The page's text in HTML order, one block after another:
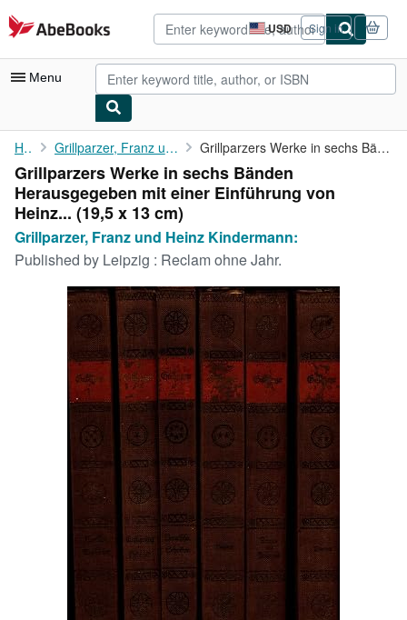
Skip to main content
AbeBooks.com USD
Site
shopping
preferences
Sign in
Menu
My Account
My Purchases
Advanced Search
Browse Collections
Art & Collectibles
Start Selling
CLOSE
Home Grillparzer, Franz und Heinz Kindermann: Grillparzers Werke in sechs Bänden Herausgegeben mit einer ...
Grillparzers Werke in sechs Bänden
Herausgegeben mit einer Einführung von
Heinz... (19,5 x 13 cm)
Grillparzer, Franz und Heinz Kindermann:
Published by Leipzig : Reclam ohne Jahr.